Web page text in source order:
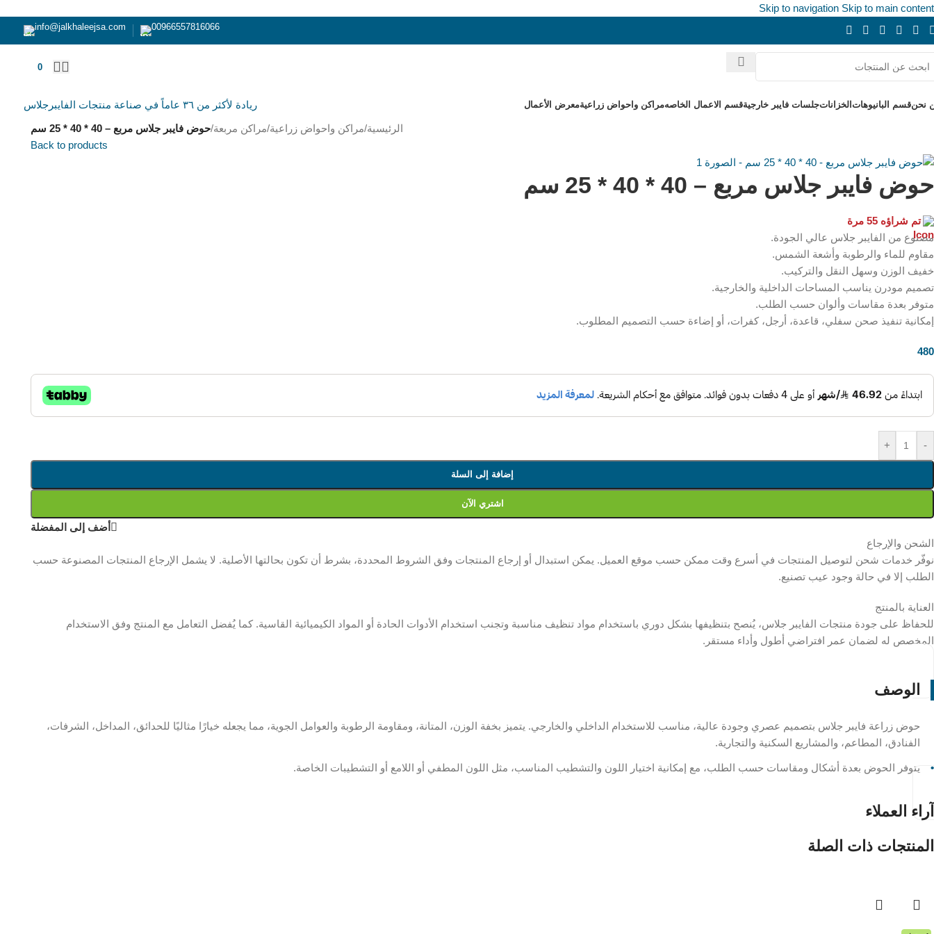
Skip to navigation Skip to main content
00966557816066
info@jalkhaleejsa.com
0
نحنقسم البانيوهاتالخزاناتجلسات فايبر خارجيةقسم الاعمال الخاصهمراكن واحواض زراعيةمعرض الأعمال ريادة لأكثر من ٣٦ عاماً في صناعة منتجات الفايبرجلاس
الرئيسية/مراكن واحواض زراعية/مراكن مربعة/حوض فايبر جلاس مربع – 40 * 40 * 25 سم
Back to products
حوض فايبر جلاس مربع – 40 * 40 * 25 سم
تم شراؤه 55 مرة
مصنوع من الفايبر جلاس عالي الجودة.
مقاوم للماء والرطوبة وأشعة الشمس.
خفيف الوزن وسهل النقل والتركيب.
تصميم مودرن يناسب المساحات الداخلية والخارجية.
متوفر بعدة مقاسات وألوان حسب الطلب.
إمكانية تنفيذ صحن سفلي، قاعدة، أرجل، كفرات، أو إضاءة حسب التصميم المطلوب.
480
-
+
إضافة إلى السلة
اشتري الآن
أضف إلى المفضلة
الشحن والإرجاع
نوفّر خدمات شحن لتوصيل المنتجات في أسرع وقت ممكن حسب موقع العميل. يمكن استبدال أو إرجاع المنتجات وفق الشروط المحددة، بشرط أن تكون بحالتها الأصلية. لا يشمل الإرجاع المنتجات المصنوعة حسب
الطلب إلا في حالة وجود عيب تصنيع.
العناية بالمنتج
للحفاظ على جودة منتجات الفايبر جلاس، يُنصح بتنظيفها بشكل دوري باستخدام مواد تنظيف مناسبة وتجنب استخدام الأدوات الحادة أو المواد الكيميائية القاسية. كما يُفضل التعامل مع المنتج وفق الاستخدام
المخصص له لضمان عمر افتراضي أطول وأداء مستقر.
الوصف
حوض زراعة فايبر جلاس بتصميم عصري وجودة عالية، مناسب للاستخدام الداخلي والخارجي. يتميز بخفة الوزن، المتانة، ومقاومة الرطوبة والعوامل الجوية، مما يجعله خيارًا مثاليًا للحدائق، المداخل، الشرفات،
الفنادق، المطاعم، والمشاريع السكنية والتجارية.
يتوفر الحوض بعدة أشكال ومقاسات حسب الطلب، مع إمكانية اختيار اللون والتشطيب المناسب، مثل اللون المطفي أو اللامع أو التشطيبات الخاصة.
آراء العملاء
المنتجات ذات الصلة